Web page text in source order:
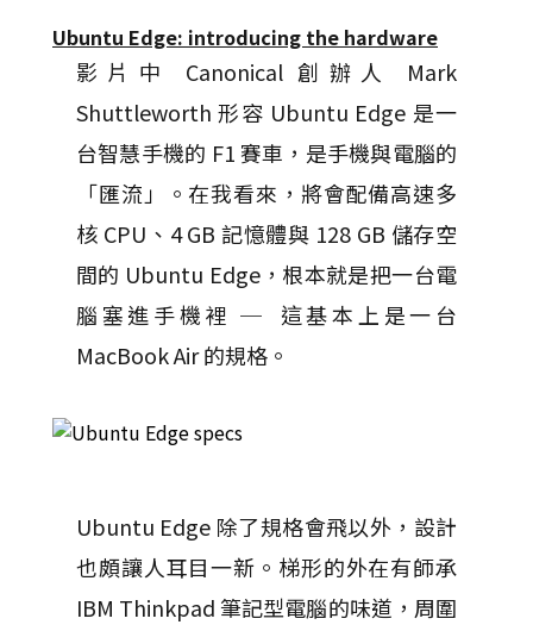
Ubuntu Edge: introducing the hardware
影片中 Canonical 創辦人 Mark
Shuttleworth 形容 Ubuntu Edge 是一
台智慧手機的 F1 賽車，是手機與電腦的
「匯流」。在我看來，將會配備高速多
核 CPU、4 GB 記憶體與 128 GB 儲存空
間的 Ubuntu Edge，根本就是把一台電
腦塞進手機裡 ─ 這基本上是一台
MacBook Air 的規格。
Ubuntu Edge 除了規格會飛以外，設計
也頗讓人耳目一新。梯形的外在有師承
IBM Thinkpad 筆記型電腦的味道，周圍